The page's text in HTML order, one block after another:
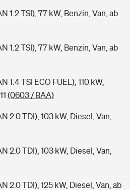
1.2 TSI), 77 kW, Benzin, Van, ab
1.2 TSI), 77 kW, Benzin, Van, ab
1.4 TSI ECO FUEL), 110 kW,
(0603 / BAA)
2.0 TDI), 103 kW, Diesel, Van,
2.0 TDI), 103 kW, Diesel, Van,
2.0 TDI), 125 kW, Diesel, Van, ab